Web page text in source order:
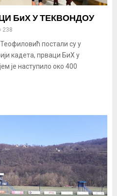
БиХ У ТЕКВОНДОУ
238
постали су у
кадета, прваци БиХ у
је наступило око 400